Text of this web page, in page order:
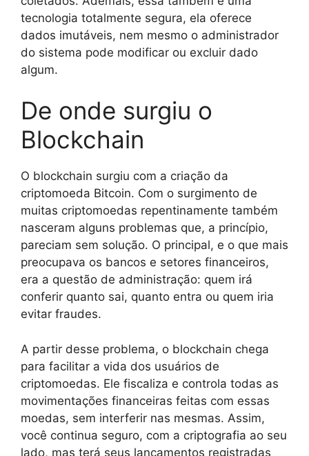
tecnologia totalmente segura, ela oferece
dados imutáveis, nem mesmo o administrador
do sistema pode modificar ou excluir dado
algum.
De onde surgiu o
Blockchain
O blockchain surgiu com a criação da
criptomoeda Bitcoin. Com o surgimento de
muitas criptomoedas repentinamente também
nasceram alguns problemas que, a princípio,
pareciam sem solução. O principal, e o que mais
preocupava os bancos e setores financeiros,
era a questão de administração: quem irá
conferir quanto sai, quanto entra ou quem iria
evitar fraudes.
A partir desse problema, o blockchain chega
para facilitar a vida dos usuários de
criptomoedas. Ele fiscaliza e controla todas as
movimentações financeiras feitas com essas
moedas, sem interferir nas mesmas. Assim,
você continua seguro, com a criptografia ao seu
lado, mas terá seus lançamentos registradas